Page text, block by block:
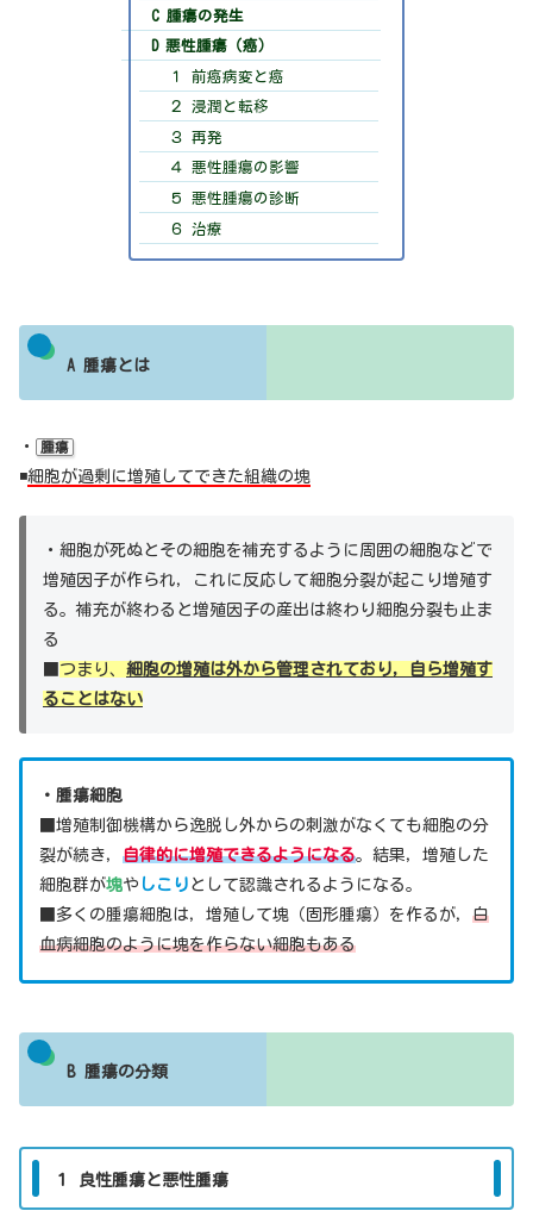
C 腫瘍の発生
D 悪性腫瘍（癌）
１ 前癌病変と癌
２ 浸潤と転移
３ 再発
４ 悪性腫瘍の影響
５ 悪性腫瘍の診断
６ 治療
A 腫瘍とは
・ 腫瘍
◾️細胞が過剰に増殖してできた組織の塊
・細胞が死ぬとその細胞を補充するように周囲の細胞などで
増殖因子が作られ，これに反応して細胞分裂が起こり増殖す
る。補充が終わると増殖因子の産出は終わり細胞分裂も止ま
る
つまり、 細胞の増殖は外から管理されており，自ら増殖す
ることはない
・腫瘍細胞
■増殖制御機構から逸脱し外からの刺激がなくても細胞の分
裂が続き， 自律的に増殖できるようになる。結果，増殖した
細胞群が塊や しこり として認識されるようになる。
■多くの腫瘍細胞は，増殖して塊（固形腫瘍）を作るが， 白
血病細胞のように塊を作らない細胞もある
B 腫瘍の分類
１ 良性腫瘍と悪性腫瘍